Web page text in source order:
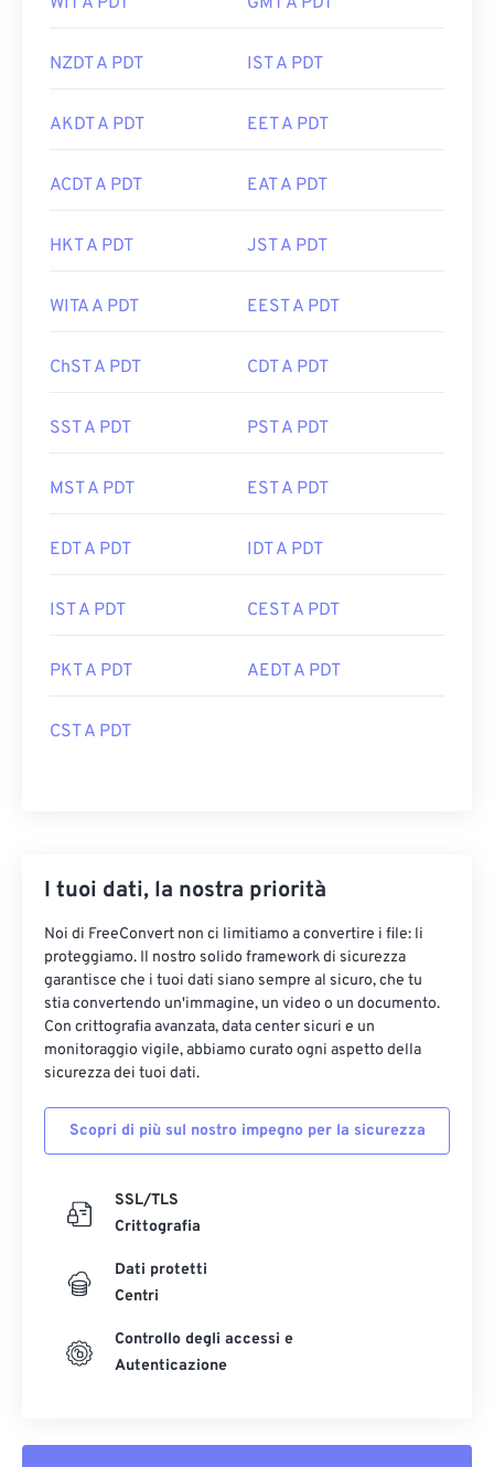
NZDT A PDT IST A PDT
AKDT A PDT EET A PDT
ACDT A PDT EAT A PDT
HKT A PDT JST A PDT
WITA A PDT EEST A PDT
ChST A PDT CDT A PDT
SST A PDT PST A PDT
MST A PDT EST A PDT
EDT A PDT IDT A PDT
IST A PDT CEST A PDT
PKT A PDT AEDT A PDT
CST A PDT
I tuoi dati, la nostra priorità
Noi di FreeConvert non ci limitiamo a convertire i file: li
proteggiamo. Il nostro solido framework di sicurezza
garantisce che i tuoi dati siano sempre al sicuro, che tu
stia convertendo un'immagine, un video o un documento.
Con crittografia avanzata, data center sicuri e un
monitoraggio vigile, abbiamo curato ogni aspetto della
sicurezza dei tuoi dati.
Scopri di più sul nostro impegno per la sicurezza
SSL/TLS
Crittografia
Dati protetti
Centri
Controllo degli accessi e
Autenticazione